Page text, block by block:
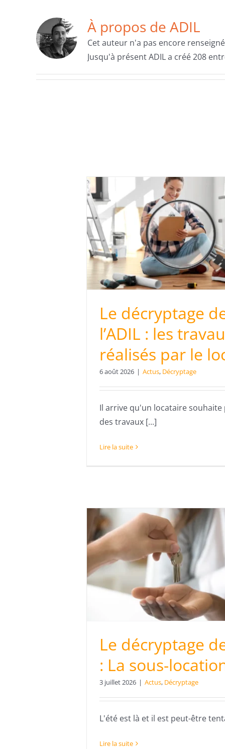
À propos de ADIL
Cet auteur n'a pas encore
Jusqu'à présent ADIL a créé 208
Le décryptage
l’ADIL : les
réalisés par le
6 août 2026 | Actus, Décryptage
Il arrive qu'un locataire souhaite
des travaux [...]
Lire la suite
Le décryptage
: La sous-
3 juillet 2026 | Actus, Décryptage
L'été est là et il est peut-être
Lire la suite